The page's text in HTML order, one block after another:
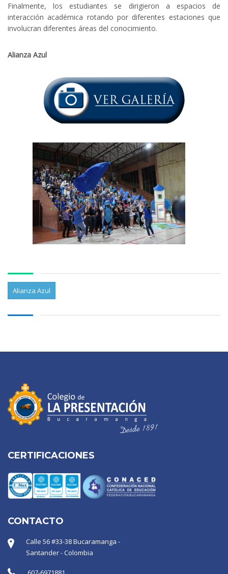
Finalmente, los estudiantes se dirigieron a espacios de
interacción académica rotando por diferentes estaciones que
involucran diferentes áreas del conocimiento.
Alianza Azul
Alianza Azul
CERTIFICACIONES
CONTACTO
Calle 56 #33-38 Bucaramanga -
Santander - Colombia